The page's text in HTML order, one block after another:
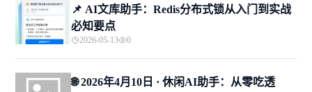
📌 ​AI文库助手：Redis分布式锁从入门到实战
必知要点
2026-05-13 0
🌐 2026年4月10日 · 休闲AI助手：从零吃透